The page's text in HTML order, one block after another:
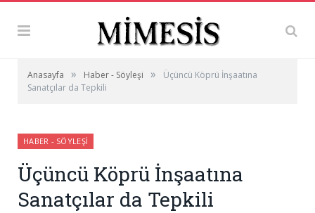
Anasayfa » Haber - Söyleşi »
Üçüncü Köprü İnşaatına
Sanatçılar da Tepkili
HABER - SÖYLEŞI
Üçüncü Köprü İnşaatına
Sanatçılar da Tepkili